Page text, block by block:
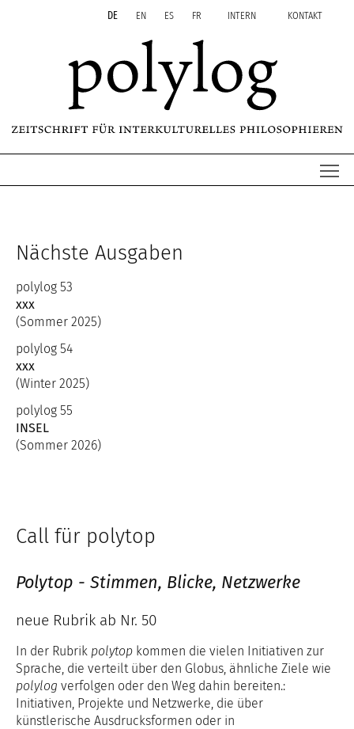
Zum Inhalt springen
Aktuelle Seite: Kommende Ausgaben/Calls
DE EN ES FR INTERN KONTAKT
Nächste Ausgaben
polylog 53
xxx
(Sommer 2025)
polylog 54
xxx
(Winter 2025)
polylog 55
INSEL
(Sommer 2026)
Call für polytop
Polytop - Stimmen, Blicke, Netzwerke
neue Rubrik ab Nr. 50
In der Rubrik polytop kommen die vielen Initiativen zur
Sprache, die verteilt über den Globus, ähnliche Ziele wie
polylog verfolgen oder den Weg dahin bereiten.:
Initiativen, Projekte und Netzwerke, die über
künstlerische Ausdrucksformen oder in